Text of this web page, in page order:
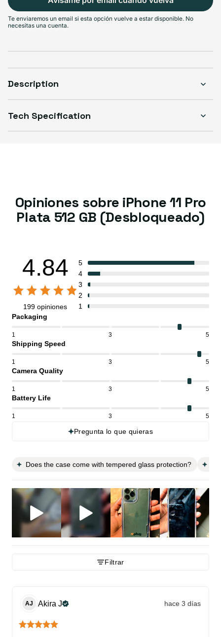
Select Condición
Excelente
Te enviaremos un email si esta opción vuelve a estar disponible. No
necesitas una cuenta.
Description
Tech Specification
Opiniones sobre iPhone 11 Pro
Plata 512 GB (Desbloqueado)
4.84
199 opiniones
5
4
3
2
1
Packaging
1 3 5
Shipping Speed
1 3 5
Camera Quality
1 3 5
Battery Life
1 3 5
Pregunta lo que quieras
Does the case come with tempered glass protection?
Filtrar
AJ Akira J hace 3 días